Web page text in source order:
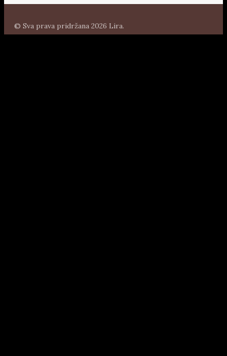
© Sva prava pridržana 2026 Lira.